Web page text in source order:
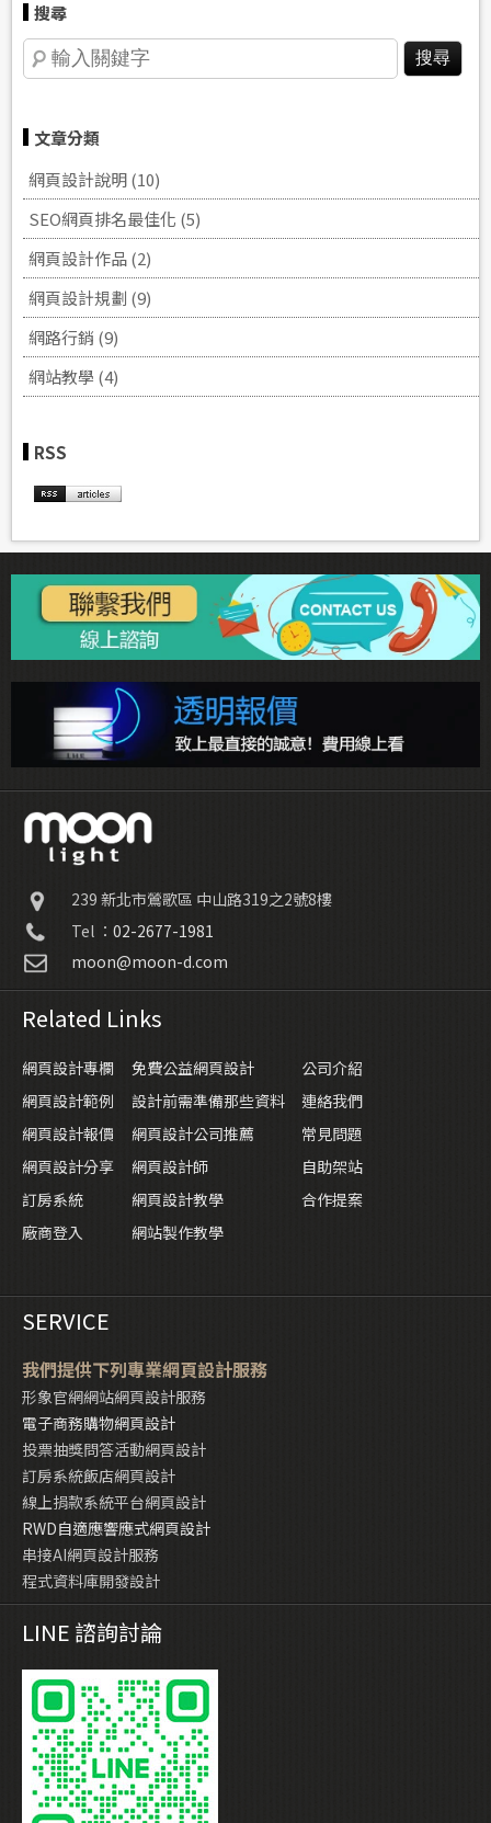
搜尋
文章分類
網頁設計說明 (10)
SEO網頁排名‎最佳化 (5)
網頁設計作品 (2)
網頁設計規劃 (9)
網路行銷 (9)
網站教學 (4)
RSS
239 新北市鶯歌區 中山路319之2號8樓
Tel ： 02-2677-1981
moon@moon-d.com
Related Links
網頁設計專欄 免費公益網頁設計
公司介紹
網頁設計範例
設計前需準備那些資料
連絡我們
網頁設計報價
網頁設計公司推薦
常見問題
網頁設計分享
網頁設計師
自助架站
訂房系統
網頁設計教學
合作提案
廠商登入
網站製作教學
SERVICE
我們提供下列專業網頁設計服務
形象官網網站網頁設計服務
電子商務購物網頁設計
投票抽獎問答活動網頁設計
訂房系統飯店網頁設計
線上捐款系統平台網頁設計
RWD自適應響應式網頁設計
串接AI網頁設計服務
程式資料庫開發設計
LINE 諮詢討論